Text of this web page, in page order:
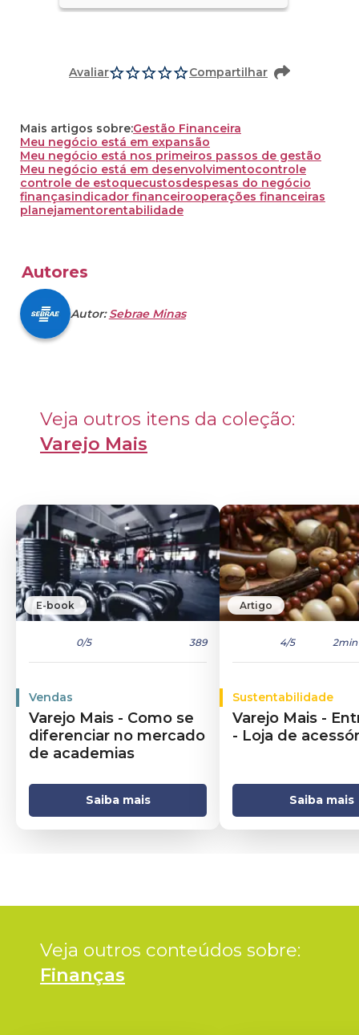
Avaliar Compartilhar
Mais artigos sobre:Gestão Financeira
Meu negócio está em expansão
Meu negócio está nos primeiros passos de gestão
Meu negócio está em desenvolvimentocontrole
controle de estoquecustosdespesas do negócio
finançasindicador financeirooperações financeiras
planejamentorentabilidade
Autores
Autor:Sebrae Minas
Varejo Mais
E-book
0/5 389
Vendas
Varejo Mais - Como se
diferenciar no mercado
de academias
Saiba mais
Artigo
4/5 2min
Sustentabilidade
Varejo Mais -
- Loja de
Saiba mais
Finanças